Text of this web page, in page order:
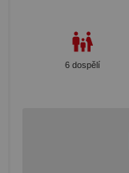
6 dospělí